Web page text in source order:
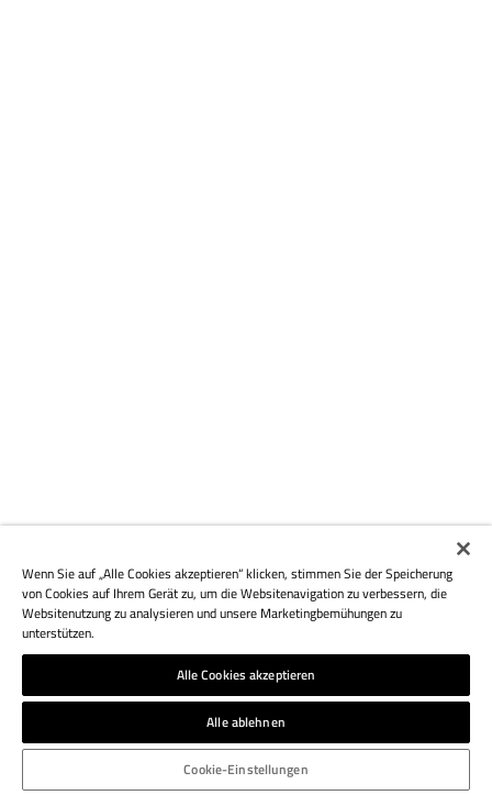
Wenn Sie auf „Alle Cookies akzeptieren“ klicken, stimmen Sie der Speicherung
von Cookies auf Ihrem Gerät zu, um die Websitenavigation zu verbessern, die
Websitenutzung zu analysieren und unsere Marketingbemühungen zu
unterstützen.
Alle Cookies akzeptieren
Alle ablehnen
Cookie-Einstellungen